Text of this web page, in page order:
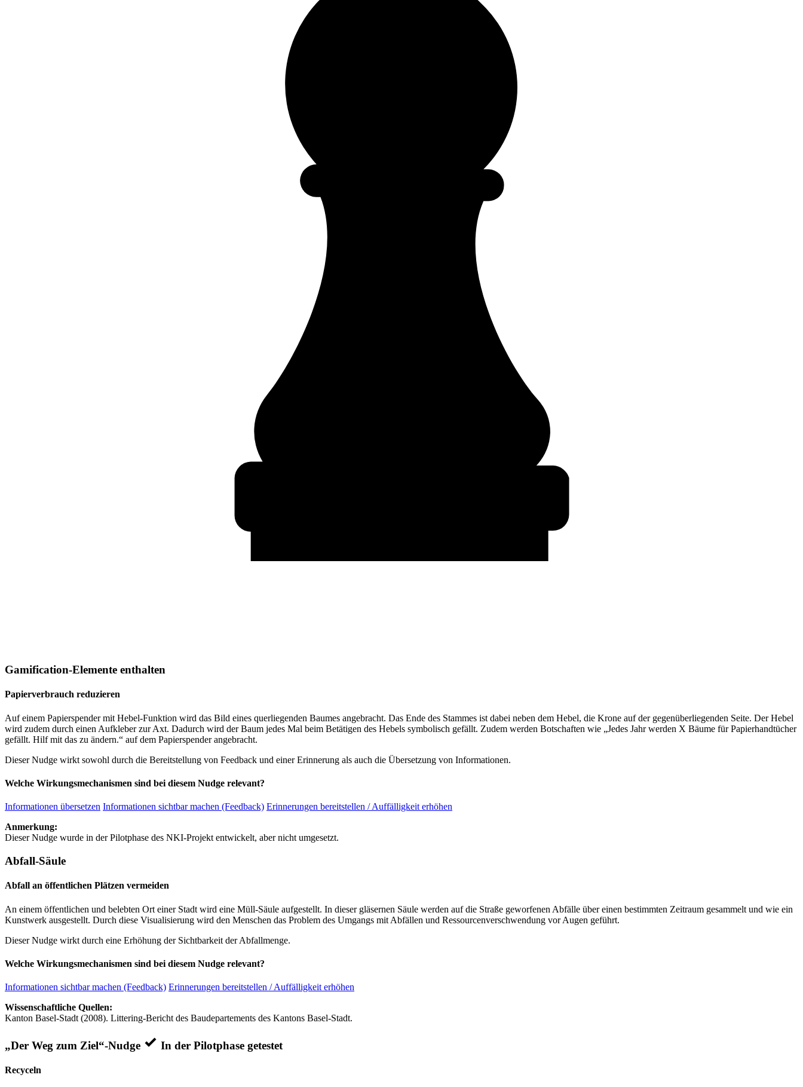
Gamification-Elemente enthalten
Papierverbrauch reduzieren
Auf einem Papierspender mit Hebel-Funktion wird das Bild eines querliegenden Baumes angebracht. Das Ende des Stammes ist dabei neben dem Hebel, die Krone auf der gegenüberliegenden Seite. Der Hebel
wird zudem durch einen Aufkleber zur Axt. Dadurch wird der Baum jedes Mal beim Betätigen des Hebels symbolisch gefällt. Zudem werden Botschaften wie „Jedes Jahr werden X Bäume für Papierhandtücher
gefällt. Hilf mit das zu ändern.“ auf dem Papierspender angebracht.
Dieser Nudge wirkt sowohl durch die Bereitstellung von Feedback und einer Erinnerung als auch die Übersetzung von Informationen.
Welche Wirkungsmechanismen sind bei diesem Nudge relevant?
Informationen übersetzen Informationen sichtbar machen (Feedback) Erinnerungen bereitstellen / Auffälligkeit erhöhen
Anmerkung:
Dieser Nudge wurde in der Pilotphase des NKI-Projekt entwickelt, aber nicht umgesetzt.
Abfall-Säule
Abfall an öffentlichen Plätzen vermeiden
An einem öffentlichen und belebten Ort einer Stadt wird eine Müll-Säule aufgestellt. In dieser gläsernen Säule werden auf die Straße geworfenen Abfälle über einen bestimmten Zeitraum gesammelt und wie ein
Kunstwerk ausgestellt. Durch diese Visualisierung wird den Menschen das Problem des Umgangs mit Abfällen und Ressourcenverschwendung vor Augen geführt.
Dieser Nudge wirkt durch eine Erhöhung der Sichtbarkeit der Abfallmenge.
Welche Wirkungsmechanismen sind bei diesem Nudge relevant?
Informationen sichtbar machen (Feedback) Erinnerungen bereitstellen / Auffälligkeit erhöhen
Wissenschaftliche Quellen:
Kanton Basel-Stadt (2008). Littering-Bericht des Baudepartements des Kantons Basel-Stadt.
„Der Weg zum Ziel“-Nudge In der Pilotphase getestet
Recyceln